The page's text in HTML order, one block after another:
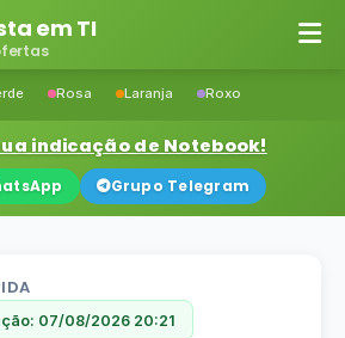
em TI
Rosa Laranja Roxo
indicação de Notebook!
Grupo Telegram
07/08/2026 20:21